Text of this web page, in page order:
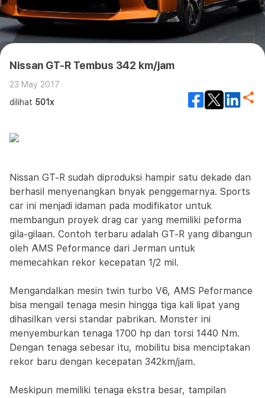
Nissan GT-R Tembus 342 km/jam
23 May 2017
dilihat 501x
Nissan GT-R sudah diproduksi hampir satu dekade dan
berhasil menyenangkan bnyak penggemarnya. Sports
car ini menjadi idaman pada modifikator untuk
membangun proyek drag car yang memiliki peforma
gila-gilaan. Contoh terbaru adalah GT-R yang dibangun
oleh AMS Peformance dari Jerman untuk
memecahkan rekor kecepatan 1/2 mil.
Mengandalkan mesin twin turbo V6, AMS Peformance
bisa mengail tenaga mesin hingga tiga kali lipat yang
dihasilkan versi standar pabrikan. Monster ini
menyemburkan tenaga 1700 hp dan torsi 1440 Nm.
Dengan tenaga sebesar itu, mobilitu bisa menciptakan
rekor baru dengan kecepatan 342km/jam.
Meskipun memiliki tenaga ekstra besar, tampilan